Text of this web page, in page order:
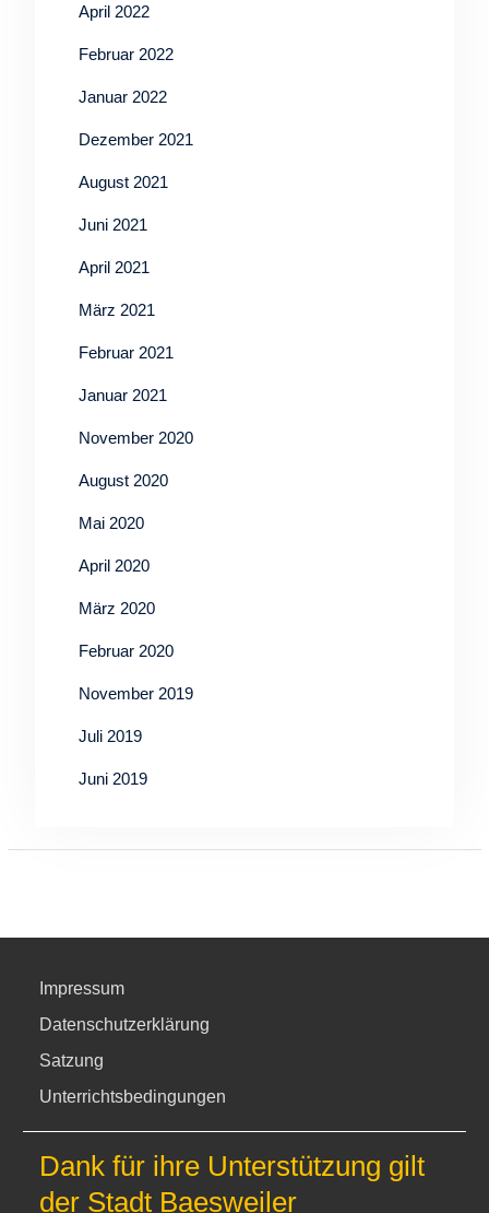
April 2022
Februar 2022
Januar 2022
Dezember 2021
August 2021
Juni 2021
April 2021
März 2021
Februar 2021
Januar 2021
November 2020
August 2020
Mai 2020
April 2020
März 2020
Februar 2020
November 2019
Juli 2019
Juni 2019
Impressum
Datenschutzerklärung
Satzung
Unterrichtsbedingungen
Dank für ihre Unterstützung gilt
der Stadt Baesweiler